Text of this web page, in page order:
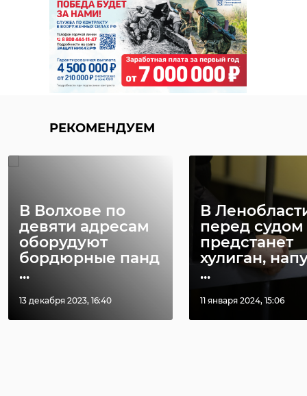
РЕКОМЕНДУЕМ
В Волхове по
девяти адресам
оборудуют
бордюрные панд
...
13 декабря 2023, 16:40
В
перед судом
предстанет
хулиган,
...
11 января 2024, 15:06